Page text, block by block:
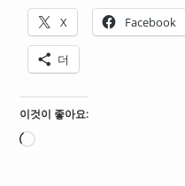
X Facebook
더
이것이 좋아요:
로